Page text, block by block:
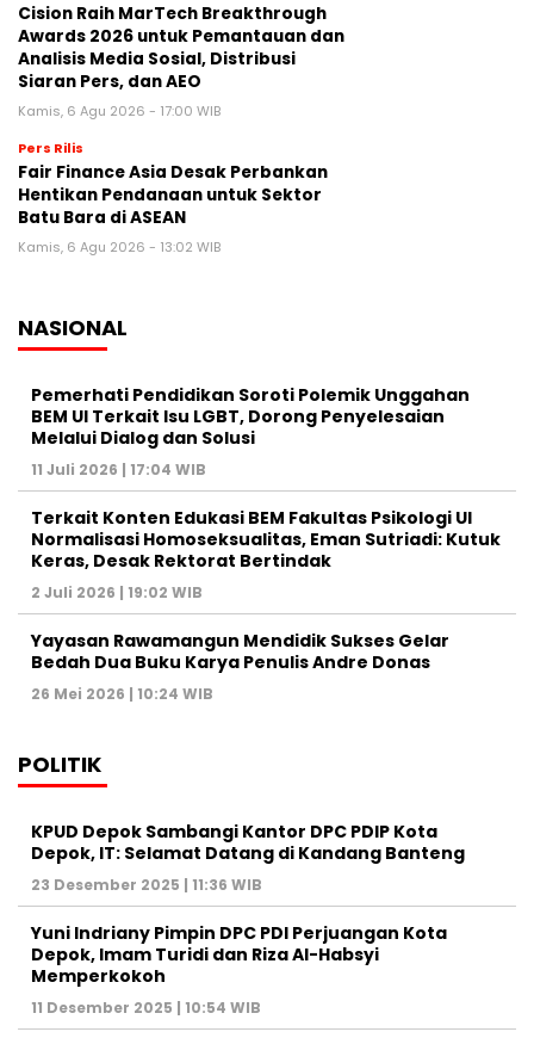
Cision Raih MarTech Breakthrough
Awards 2026 untuk Pemantauan dan
Analisis Media Sosial, Distribusi
Siaran Pers, dan AEO
Kamis, 6 Agu 2026 - 17:00 WIB
Pers Rilis
Fair Finance Asia Desak Perbankan
Hentikan Pendanaan untuk Sektor
Batu Bara di ASEAN
Kamis, 6 Agu 2026 - 13:02 WIB
NASIONAL
Pemerhati Pendidikan Soroti Polemik Unggahan
BEM UI Terkait Isu LGBT, Dorong Penyelesaian
Melalui Dialog dan Solusi
11 Juli 2026 | 17:04 WIB
Terkait Konten Edukasi BEM Fakultas Psikologi UI
Normalisasi Homoseksualitas, Eman Sutriadi: Kutuk
Keras, Desak Rektorat Bertindak
2 Juli 2026 | 19:02 WIB
Yayasan Rawamangun Mendidik Sukses Gelar
Bedah Dua Buku Karya Penulis Andre Donas
26 Mei 2026 | 10:24 WIB
POLITIK
KPUD Depok Sambangi Kantor DPC PDIP Kota
Depok, IT: Selamat Datang di Kandang Banteng
23 Desember 2025 | 11:36 WIB
Yuni Indriany Pimpin DPC PDI Perjuangan Kota
Depok, Imam Turidi dan Riza Al-Habsyi
Memperkokoh
11 Desember 2025 | 10:54 WIB